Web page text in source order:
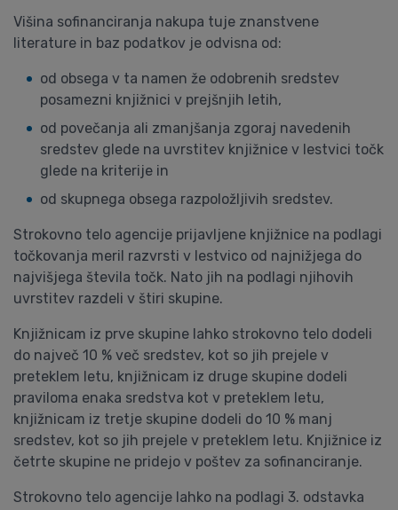
Višina sofinanciranja nakupa tuje znanstvene
literature in baz podatkov je odvisna od:
od obsega v ta namen že odobrenih sredstev
posamezni knjižnici v prejšnjih letih,
od povečanja ali zmanjšanja zgoraj navedenih
sredstev glede na uvrstitev knjižnice v lestvici točk
glede na kriterije in
od skupnega obsega razpoložljivih sredstev.
Strokovno telo agencije prijavljene knjižnice na podlagi
točkovanja meril razvrsti v lestvico od najnižjega do
najvišjega števila točk. Nato jih na podlagi njihovih
uvrstitev razdeli v štiri skupine.
Knjižnicam iz prve skupine lahko strokovno telo dodeli
do največ 10 % več sredstev, kot so jih prejele v
preteklem letu, knjižnicam iz druge skupine dodeli
praviloma enaka sredstva kot v preteklem letu,
knjižnicam iz tretje skupine dodeli do 10 % manj
sredstev, kot so jih prejele v preteklem letu. Knjižnice iz
četrte skupine ne pridejo v poštev za sofinanciranje.
Strokovno telo agencije lahko na podlagi 3. odstavka